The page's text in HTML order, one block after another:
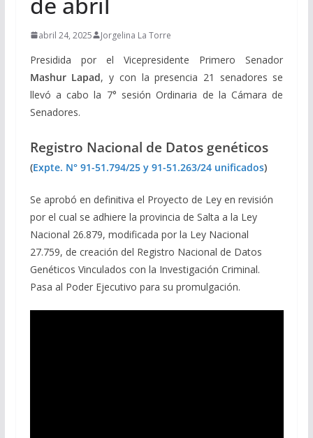
abril 24, 2025 Jorgelina La Torre
Presidida por el Vicepresidente Primero Senador
Mashur Lapad, y con la presencia 21 senadores se
llevó a cabo la 7° sesión Ordinaria de la Cámara de
Senadores.
Registro Nacional de Datos genéticos
(Expte. N° 91-51.794/25 y 91-51.263/24 unificados)
Se aprobó en definitiva el Proyecto de Ley en revisión
por el cual se adhiere la provincia de Salta a la Ley
Nacional 26.879, modificada por la Ley Nacional
27.759, de creación del Registro Nacional de Datos
Genéticos Vinculados con la Investigación Criminal.
Pasa al Poder Ejecutivo para su promulgación.